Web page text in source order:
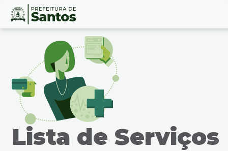
Ir
Conteúdo
Lista de Serviços